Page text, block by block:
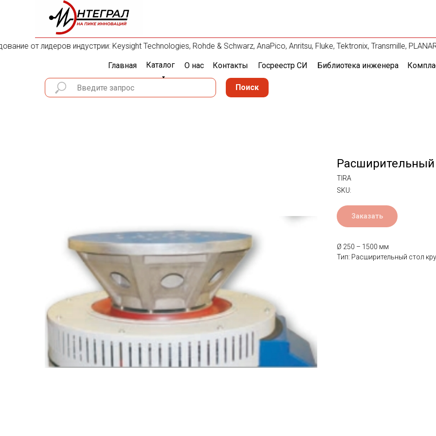
от лидеров индустрии: Keysight Technologies, Rohde & Schwarz, AnaPico, Anritsu, Fluke, Tektronix, Transmille,
Главная Каталог О нас Контакты Госреестр СИ Библиотека инженера
Поиск
TIRA
SKU:
Заказать
Ø 250 – 1500 мм
Тип: Расширительный стол